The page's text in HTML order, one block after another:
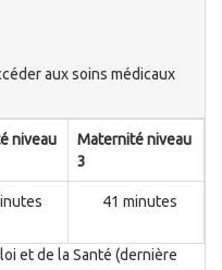
aux soins médicaux
niveau
Maternité niveau
3
41 minutes
et de la Santé (dernière